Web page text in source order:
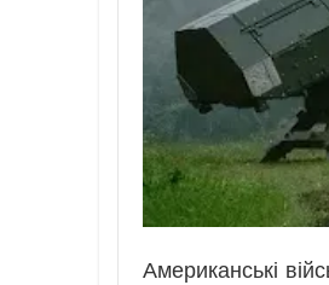
Американські